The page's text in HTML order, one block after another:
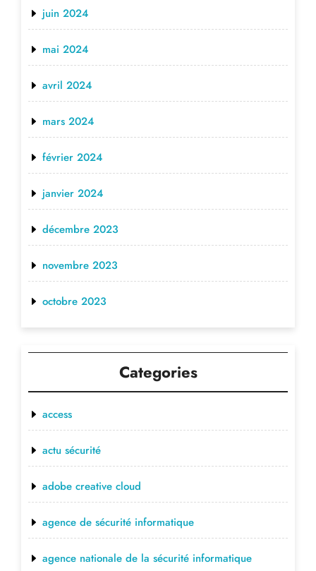
juin 2024
mai 2024
avril 2024
mars 2024
février 2024
janvier 2024
décembre 2023
novembre 2023
octobre 2023
Categories
access
actu sécurité
adobe creative cloud
agence de sécurité informatique
agence nationale de la sécurité informatique